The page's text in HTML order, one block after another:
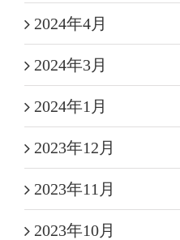
2024年4月
2024年3月
2024年1月
2023年12月
2023年11月
2023年10月